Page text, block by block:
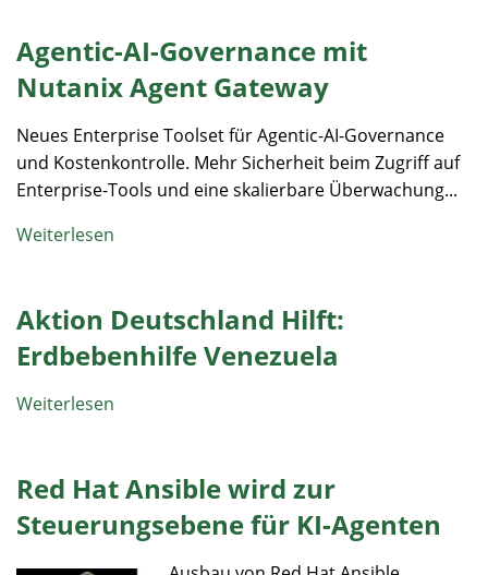
Agentic-AI-Governance mit
Nutanix Agent Gateway
Neues Enterprise Toolset für Agentic-AI-Governance
und Kostenkontrolle. Mehr Sicherheit beim Zugriff auf
Enterprise-Tools und eine skalierbare Überwachung...
Weiterlesen
Aktion Deutschland Hilft:
Erdbebenhilfe Venezuela
Weiterlesen
Red Hat Ansible wird zur
Steuerungsebene für KI-Agenten